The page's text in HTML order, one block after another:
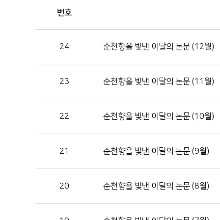
번호
24 순천향을 빛낸 이달의 논문 (12월)
23 순천향을 빛낸 이달의 논문 (11월)
22 순천향을 빛낸 이달의 논문 (10월)
21 순천향을 빛낸 이달의 논문 (9월)
20 순천향을 빛낸 이달의 논문 (8월)